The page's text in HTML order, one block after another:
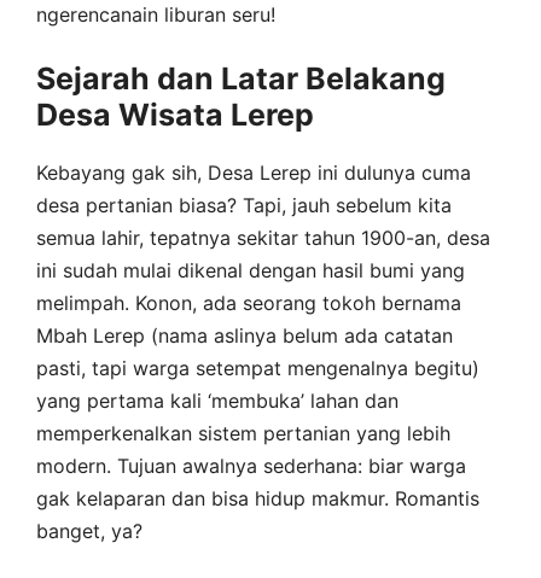
ngerencanain liburan seru!
Sejarah dan Latar Belakang
Desa Wisata Lerep
Kebayang gak sih, Desa Lerep ini dulunya cuma
desa pertanian biasa? Tapi, jauh sebelum kita
semua lahir, tepatnya sekitar tahun 1900-an, desa
ini sudah mulai dikenal dengan hasil bumi yang
melimpah. Konon, ada seorang tokoh bernama
Mbah Lerep (nama aslinya belum ada catatan
pasti, tapi warga setempat mengenalnya begitu)
yang pertama kali ‘membuka’ lahan dan
memperkenalkan sistem pertanian yang lebih
modern. Tujuan awalnya sederhana: biar warga
gak kelaparan dan bisa hidup makmur. Romantis
banget, ya?